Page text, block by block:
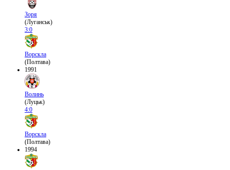
Зоря
(Луганськ)
3:0
Ворскла
(Полтава)
1991
Волинь
(Луцьк)
4:0
Ворскла
(Полтава)
1994